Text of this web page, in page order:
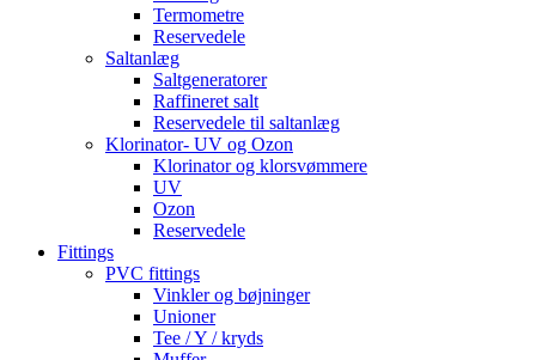
Termometre
Reservedele
Saltanlæg
Saltgeneratorer
Raffineret salt
Reservedele til saltanlæg
Klorinator- UV og Ozon
Klorinator og klorsvømmere
UV
Ozon
Reservedele
Fittings
PVC fittings
Vinkler og bøjninger
Unioner
Tee / Y / kryds